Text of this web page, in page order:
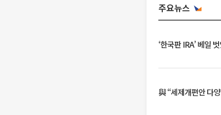
주요뉴스
‘한국판 IRA’ 베일
與 “세제개편안 다